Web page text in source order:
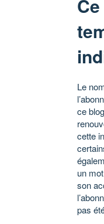
Le
ce
cette
un
son
pas